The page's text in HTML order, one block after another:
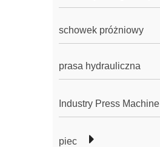
schowek próżniowy
prasa hydrauliczna
Industry Press Machine
piec